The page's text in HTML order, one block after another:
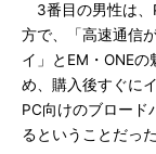
3番目の男性は、
方で、「高速通信
イ」とEM・ONE
め、購入後すぐに
PC向けのブロード
るということだった